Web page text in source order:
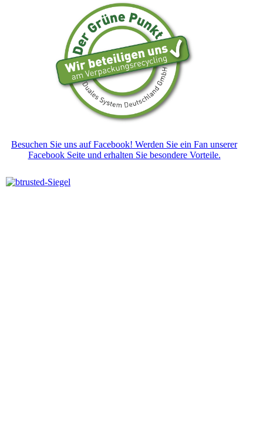
Besuchen Sie uns auf Facebook! Werden Sie ein Fan unserer
Facebook Seite und erhalten Sie besondere Vorteile.